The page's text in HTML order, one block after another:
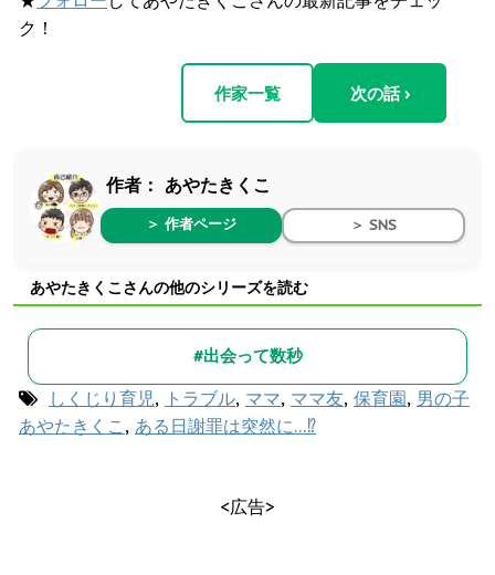
ク！
作家一覧 次の話 ›
作者： あやたきくこ
＞ 作者ページ ＞ SNS
あやたきくこさんの他のシリーズを読む
#出会って数秒
しくじり育児, トラブル, ママ, ママ友, 保育園, 男の子
あやたきくこ , ある日謝罪は突然に…⁉︎
<広告>